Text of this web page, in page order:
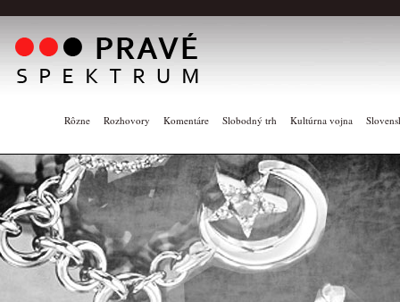
Rôzne Rozhovory Komentáre Slobodný trh Kultúrna vojna